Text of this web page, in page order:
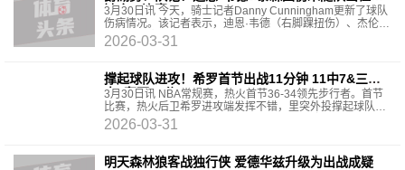
缺席三连客
3月30日讯 今天，骑士记者Danny Cunningham更新了球队
伤病情况。该记者表示，迪恩·韦德（右脚踝扭伤）、杰伦·
泰森（左脚大脚趾骨挫伤）将缺席球队接下来的三连客。
2026-03-31
撑起球队进攻！希罗首节出战11分钟 11中7&三分6
中2轰下16分
3月30日讯 NBA常规赛，热火首节36-34领先步行者。首节
比赛，热火后卫希罗进攻端发挥不错，里突外投撑起球队得
分重任，他出战11分钟，11中7，三分6中2砍下16分1篮
板。
2026-03-31
明天森林狼客战独行侠 爱德华兹升级为出战成疑